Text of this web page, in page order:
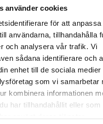
använder cookies
för att anpassa
användarna, tillhandahålla
och analysera vår trafik. Vi
sådana identifierare och
enhet till de sociala medier
som vi samarbetar
kombinera informationen
har tillhandahållit eller som
fraktregion
att du besöker
via en enhet utanför
i praktiken
L - Wästfelt, M
krinkl. moms
Exkl. moms: 342 kr